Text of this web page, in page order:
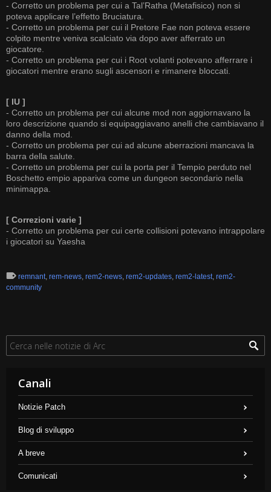
- Corretto un problema per cui a Tal’Ratha (Metafisico) non si
poteva applicare l’effetto Bruciatura.
- Corretto un problema per cui il Pretore Fae non poteva essere
colpito mentre veniva scalciato via dopo aver afferrato un
giocatore.
- Corretto un problema per cui i Root volanti potevano afferrare i
giocatori mentre erano sugli ascensori e rimanere bloccati.
[ IU ]
- Corretto un problema per cui alcune mod non aggiornavano la
loro descrizione quando si equipaggiavano anelli che cambiavano il
danno della mod.
- Corretto un problema per cui ad alcune aberrazioni mancava la
barra della salute.
- Corretto un problema per cui la porta per il Tempio perduto nel
Boschetto empio appariva come un dungeon secondario nella
minimappa.
[ Correzioni varie ]
- Corretto un problema per cui certe collisioni potevano intrappolare
i giocatori su Yaesha
remnant, rem-news, rem2-news, rem2-updates, rem2-latest, rem2-
community
Canali
Notizie Patch
Blog di sviluppo
A breve
Comunicati